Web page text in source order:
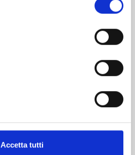
Accetta tutti
Mostra tutto